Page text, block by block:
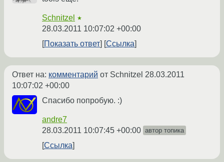
Schnitzel ★
28.03.2011 10:07:02 +00:00
Показать ответ
Ссылка
Ответ на: комментарий от Schnitzel 28.03.2011
10:07:02 +00:00
Спасибо попробую. :)
andre7
28.03.2011 10:07:45 +00:00 автор топика
Ссылка